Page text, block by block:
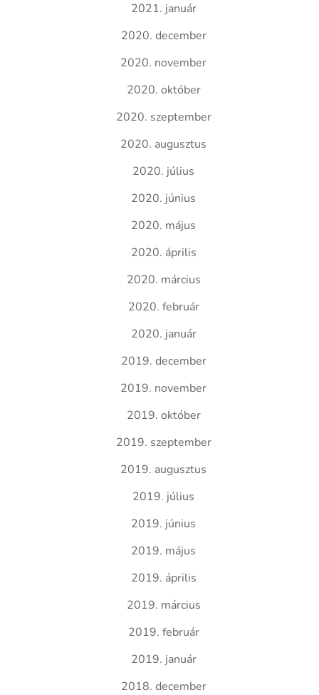
2021. január
2020. december
2020. november
2020. október
2020. szeptember
2020. augusztus
2020. július
2020. június
2020. május
2020. április
2020. március
2020. február
2020. január
2019. december
2019. november
2019. október
2019. szeptember
2019. augusztus
2019. július
2019. június
2019. május
2019. április
2019. március
2019. február
2019. január
2018. december